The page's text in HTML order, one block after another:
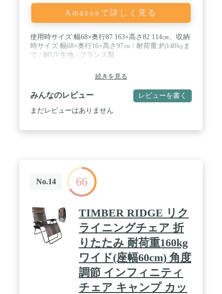
Amazonで詳しく見る
使用時サイズ:幅68×奥行87 163×高さ82 114㎝、収納
時サイズ:幅68×奥行16×高さ97㎝ / 耐荷重:約140㎏ま
で / 耐UV生地 / フランス製
続きを見る
みんなのレビュー レビューを書く
まだレビューはありません
No.14 66
TIMBER RIDGE リク
ライニングチェア 折
りたたみ 耐荷重160kg
ワイド(座幅60cm) 角度
調節 インフィニティ
チェア キャンプ カッ